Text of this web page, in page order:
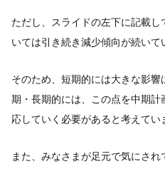
ただし、スライドの左下に記載
いては引き続き減少傾向が続いて
そのため、短期的には大きな影
期・長期的には、この点を中期
応していく必要があると考えてい
また、みなさまが足元で気にさ